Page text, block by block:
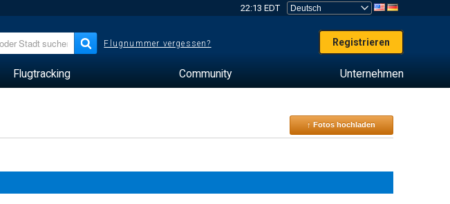
22:13 EDT
Flugnummer vergessen? Registrieren
Flugtracking Community Unternehmen
↑ Fotos hochladen